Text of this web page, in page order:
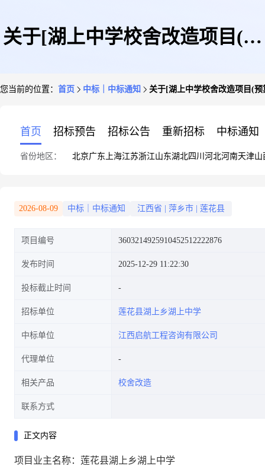
关于[湖上中学校舍改造项目(预
您当前的位置： 首页 中标｜中标通知 关于[湖上中学校舍改造项目(
首页 招标预告 招标公告 重新招标 中标通知
省份地区： 北京广东 上海江苏浙江山东湖北四川 河北河南天津山
2026-08-09 中标｜中标通知 江西省 萍乡市 莲花县
项目编号 3603214925910452512222876
发布时间 2025-12-29 11:22:30
投标截止时间
招标单位 莲花县湖上乡湖上中学
中标单位 江西启航工程咨询有限公司
代理单位
相关产品 校舍改造
联系方式
正文内容
项目业主名称：莲花县湖上乡湖上中学